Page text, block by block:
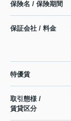
保険名 / 保険期間
保証会社 / 料金
特優賃
取引態様 /
賃貸区分